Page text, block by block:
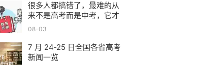
很多人都搞错了，最难的从
来不是高考而是中考，它才
是决定能不能参加高考的关
08-03
7 月 24‑25 日全国各省高考
新闻一览